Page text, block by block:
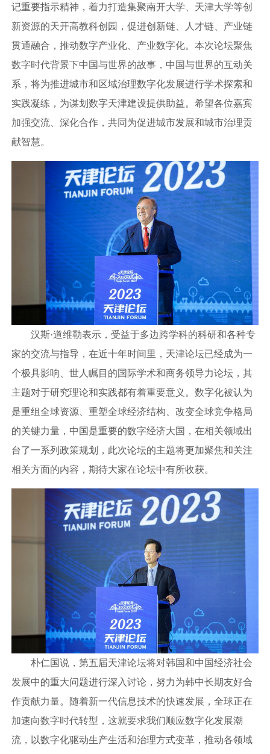
记重要指示精神，着力打造集聚南开大学、天津大学等创
新资源的天开高教科创园，促进创新链、人才链、产业链
贯通融合，推动数字产业化、产业数字化。本次论坛聚焦
数字时代背景下中国与世界的故事，中国与世界的互动关
系，将为推进城市和区域治理数字化发展进行学术探索和
实践凝练，为谋划数字天津建设提供助益。希望各位嘉宾
加强交流、深化合作，共同为促进城市发展和城市治理贡
献智慧。
汉斯·道维勒表示，受益于多边跨学科的科研和各种专
家的交流与指导，在近十年时间里，天津论坛已经成为一
个极具影响、世人瞩目的国际学术和商务领导力论坛，其
主题对于研究理论和实践都有着重要意义。数字化被认为
是重组全球资源、重塑全球经济结构、改变全球竞争格局
的关键力量，中国是重要的数字经济大国，在相关领域出
台了一系列政策规划，此次论坛的主题将更加聚焦和关注
相关方面的内容，期待大家在论坛中有所收获。
朴仁国说，第五届天津论坛将对韩国和中国经济社会
发展中的重大问题进行深入讨论，努力为韩中长期友好合
作贡献力量。随着新一代信息技术的快速发展，全球正在
加速向数字时代转型，这就要求我们顺应数字化发展潮
流，以数字化驱动生产生活和治理方式变革，推动各领域